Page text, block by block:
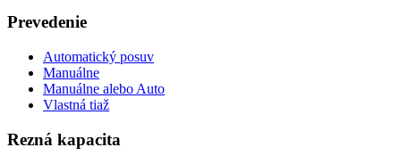
Prevedenie
Automatický posuv
Manuálne
Manuálne alebo Auto
Vlastná tiaž
Rezná kapacita